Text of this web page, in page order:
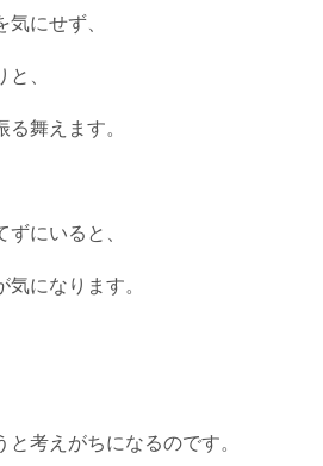
にせず、
、
舞えます。
にいると、
になります。
考えがちになるのです。